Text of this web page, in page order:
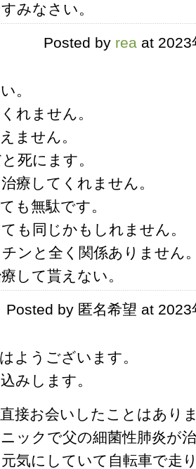
みなさい。
Posted by reaat 2023
。
れません。
ません。
死にます。
療してくれません。
も無駄です。
も同じかもしれません。
ンと全く関係ありません
して貰えない。
Posted by 匿名希望 at
ようございます。
みします。
接お会いしたことはあり
ックで父の細菌性肺炎が
気にしていて自転車で走